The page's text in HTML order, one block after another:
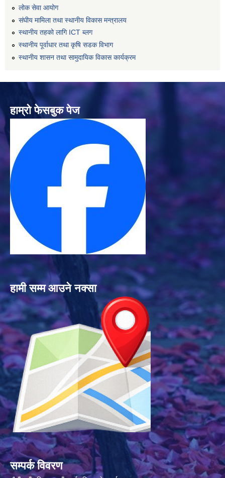
लोक सेवा आयोग
संघीय मामिला तथा स्थानीय विकास मन्त्रालय
स्थानीय तहको लागि ICT ब्लग
स्थानीय पूर्वाधार तथा कृषि सडक विभाग
स्थानीय शासन तथा सामुदायिक विकास कार्यक्रम
हाम्रो फेसबुक पेज
हामी सम्म आउने नक्सा
सम्पर्क विवरण